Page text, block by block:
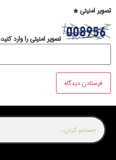
تصویر امنیتی*
تصویر امنیتی را وارد کنید: